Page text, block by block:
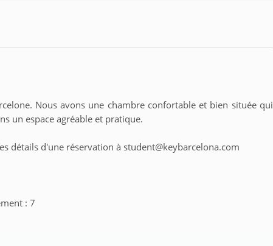
Nous avons une chambre confortable et bien située qui
un espace agréable et pratique.
détails d'une réservation à student@keybarcelona.com
: 7